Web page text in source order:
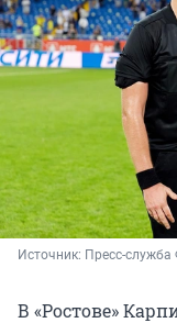
Источник: Пресс-служба
В «Ростове»